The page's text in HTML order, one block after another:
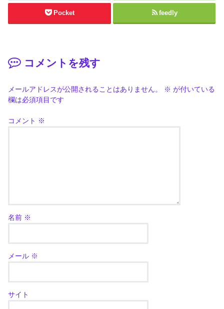
Pocket feedly
コメントを残す
メールアドレスが公開されることはありません。 ※ が付いている
欄は必須項目です
コメント ※
名前 ※
メール ※
サイト